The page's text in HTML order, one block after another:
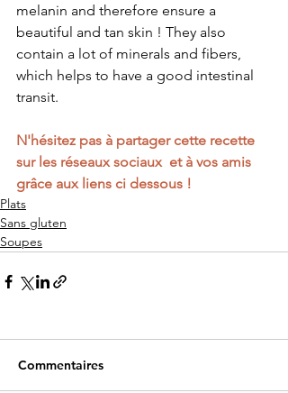
melanin and therefore ensure a
beautiful and tan skin ! They also
contain a lot of minerals and fibers,
which helps to have a good intestinal
transit.
N'hésitez pas à partager cette recette
sur les réseaux sociaux  et à vos amis
grâce aux liens ci dessous !
Plats
Sans gluten
Soupes
Commentaires